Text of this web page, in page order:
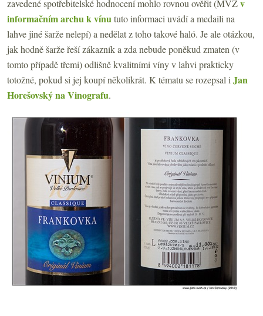
zavedené spotřebitelské hodnocení mohlo rovnou ověřit (MVZv
informačním archu k vínututo informaci uvádí a medaili na
lahve jiné šarže nelepí) a nedělat z toho takové haló. Je ale otázkou,
jak hodně šarže řeší zákazník a zda nebude poněkud zmaten (v
tomto případě třemi) odlišně kvalitními víny v lahvi prakticky
totožné, pokud si jej koupí několikrát. K tématu se rozepsal i Jan
Horešovský na Vinografu.